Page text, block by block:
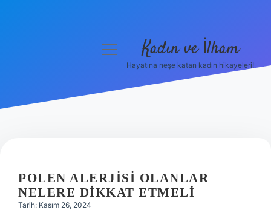
Hakkımızda
menüyü
Kadın ve İlham
Hayatına neşe katan kadın hikayeleri!
POLEN ALERJISI OLANLAR
NELERE DIKKAT ETMELI
Tarih: Kasım 26, 2024